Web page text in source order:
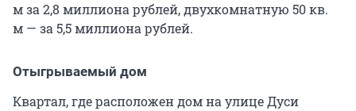
м за 2,8 миллиона рублей, двухкомнатную 50 кв.
м — за 5,5 миллиона рублей.
Отыгрываемый дом
Квартал, где расположен дом на улице Дуси